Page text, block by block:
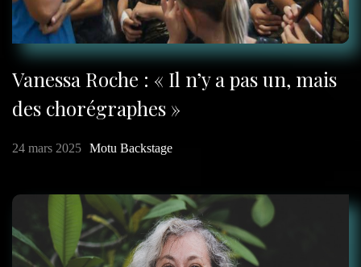
Vanessa Roche : « Il n’y a pas un, mais
des chorégraphes »
24 mars 2025 Motu Backstage